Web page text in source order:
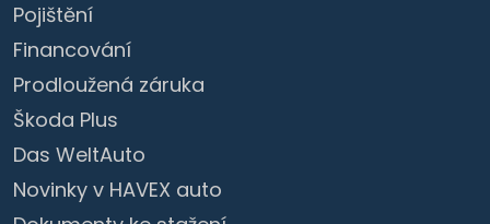
Pojištění
Financování
Prodloužená záruka
Škoda Plus
Das WeltAuto
Novinky v HAVEX auto